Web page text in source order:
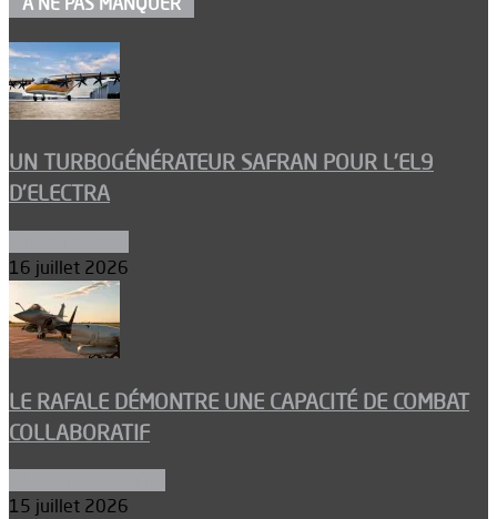
UN TURBOGÉNÉRATEUR SAFRAN POUR L’EL9
D’ELECTRA
16 juillet 2026
LE RAFALE DÉMONTRE UNE CAPACITÉ DE COMBAT
COLLABORATIF
15 juillet 2026